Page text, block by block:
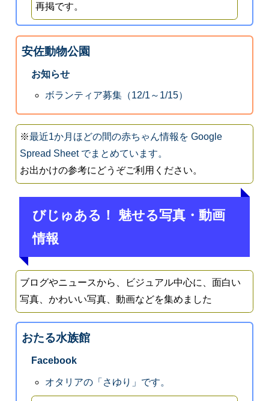
再掲です。
安佐動物公園
お知らせ
ボランティア募集（12/1～1/15）
※最近1か月ほどの間の赤ちゃん情報を Google
Spread Sheet でまとめています。
お出かけの参考にどうぞご利用ください。
びじゅある！ 魅せる写真・動画
情報
ブログやニュースから、ビジュアル中心に、面白い
写真、かわいい写真、動画などを集めました
おたる水族館
Facebook
オタリアの「さゆり」です。